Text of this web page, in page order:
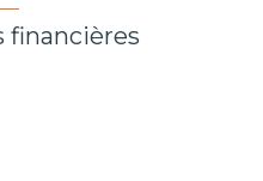
financières